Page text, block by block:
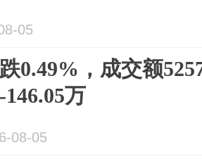
05
0.49%，成交额
万
08-05